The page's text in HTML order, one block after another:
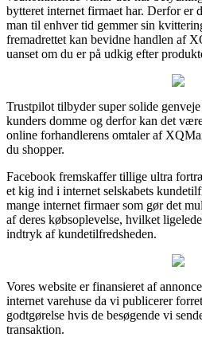
bytteret internet firmaet har. Derfor er
man til enhver tid gemmer sin
fremadrettet kan bevidne handlen af
uanset om du er på udkig efter
Trustpilot tilbyder super solide
kunders domme og derfor kan det
online forhandlerens omtaler af
du shopper.
Facebook fremskaffer tillige ultra
et kig ind i internet selskabets
mange internet firmaer som gør det
af deres købsoplevelse, hvilket
indtryk af kundetilfredsheden.
Vores website er finansieret af
internet varehuse da vi publicerer
godtgørelse hvis de besøgende vi
transaktion.